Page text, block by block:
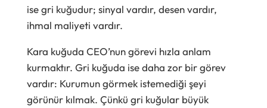
ise gri kuğudur; sinyal vardır, desen vardır,
ihmal maliyeti vardır.
Kara kuğuda CEO’nun görevi hızla anlam
kurmaktır. Gri kuğuda ise daha zor bir görev
vardır: Kurumun görmek istemediği şeyi
görünür kılmak. Çünkü gri kuğular büyük